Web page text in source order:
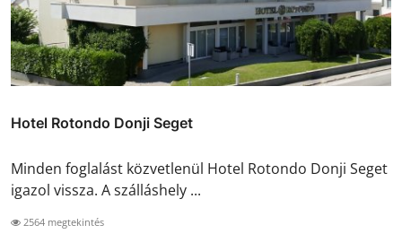
Hotel Rotondo Donji Seget
Minden foglalást közvetlenül Hotel Rotondo Donji Seget
igazol vissza. A szálláshely ...
2564 megtekintés